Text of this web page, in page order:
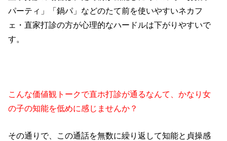
パーティ」「鍋パ」などのたて前を使いやすいネカフ
ェ・直家打診の方が心理的なハードルは下がりやすいで
す。
こんな価値観トークで直ホ打診が通るなんて、かなり女
の子の知能を低めに感じませんか？
その通りで、この通話を無数に繰り返して知能と貞操感